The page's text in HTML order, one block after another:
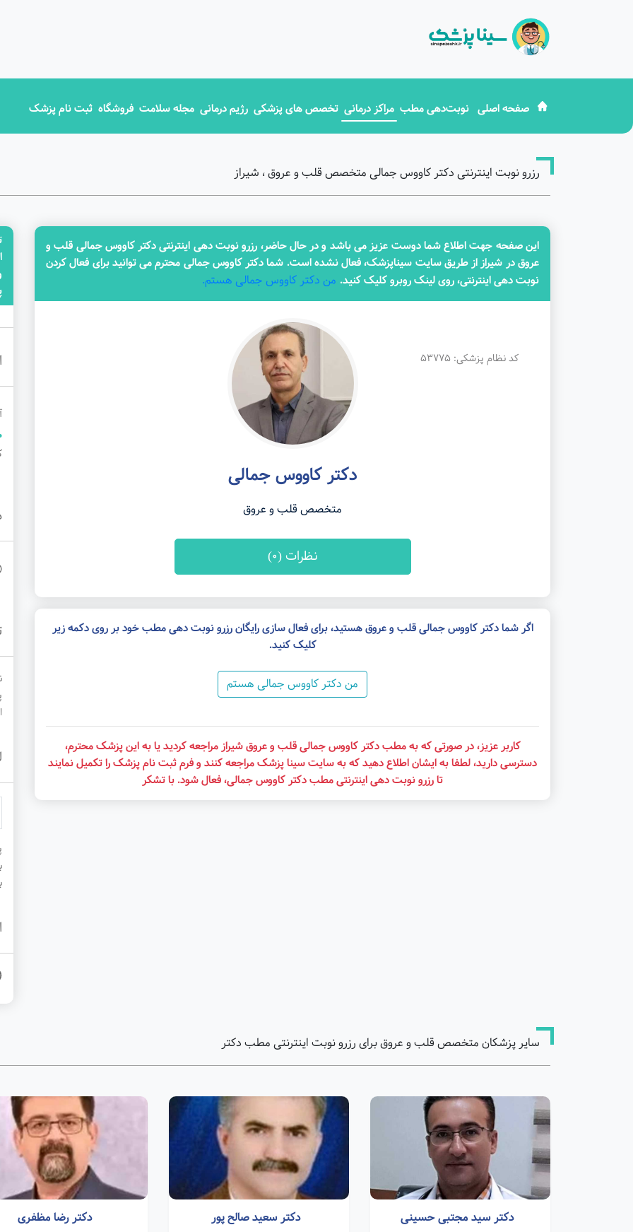
صفحه اصلی نوبت‌دهی مطب مراکز درمانی تخصص های پزشکی رژیم درمانی مجله سلامت فروشگاه ثبت نام پزشک
رزرو نوبت اینترنتی دکتر کاووس جمالی متخصص قلب و عروق ، شیراز
این صفحه جهت اطلاع شما دوست عزیز می باشد و در حال حاضر، رزرو نوبت دهی اینترنتی دکتر کاووس جمالی قلب و
عروق در شیراز از طریق سایت سیناپزشک، فعال نشده است. شما دکتر کاووس جمالی محترم می توانید برای فعال کردن
نوبت دهی اینترنتی، روی لینک روبرو کلیک کنید. من دکتر کاووس جمالی هستم.
کد نظام پزشکی: 53775
دکتر کاووس جمالی
متخصص قلب و عروق
نظرات (0)
اگر شما دکتر کاووس جمالی قلب و عروق هستید، برای فعال سازی رایگان رزرو نوبت دهی مطب خود بر روی دکمه زیر
کلیک کنید.
من دکتر کاووس جمالی هستم
کاربر عزیز، در صورتی که به مطب دکتر کاووس جمالی قلب و عروق شیراز مراجعه کردید یا به این پزشک محترم،
دسترسی دارید، لطفا به ایشان اطلاع دهید که به سایت سینا پزشک مراجعه کنند و فرم ثبت نام پزشک را تکمیل نمایند
تا رزرو نوبت دهی اینترنتی مطب دکتر کاووس جمالی، فعال شود. با تشکر
سایر پزشکان متخصص قلب و عروق برای رزرو نوبت اینترنتی مطب دکتر
دکتر سید مجتبی حسینی
دکتر سعید صالح پور
دکتر رضا مظفری